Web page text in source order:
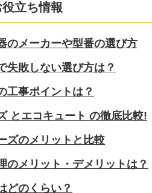
役立ち情報
のメーカーや型番の選び方
失敗しない選び方は？
工事ポイントは？
とエコキュート の徹底比較!
ズのメリットと比較
のメリット・デメリットは？
どのくらい？